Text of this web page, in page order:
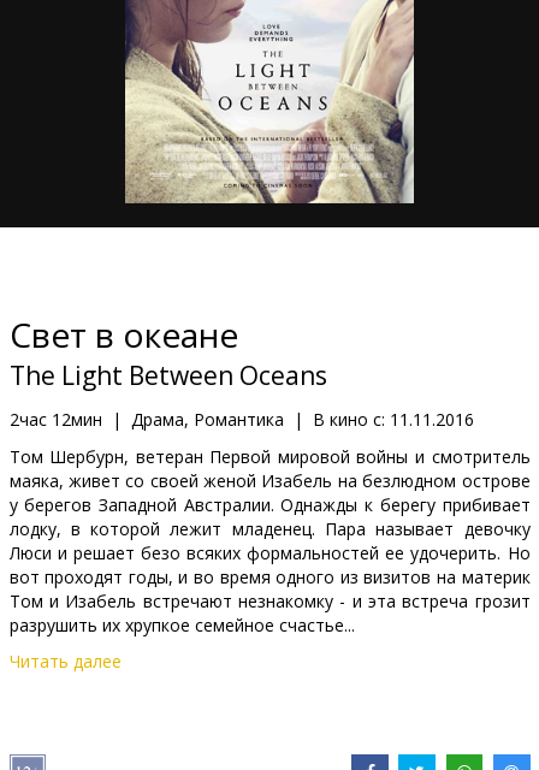
Новости
Подарки
Кинозакуски
Клуб
Свет в океане
The Light Between Oceans
2час 12мин | Драма, Романтика | В кино с: 11.11.2016
Том Шербурн, ветеран Первой мировой войны и смотритель
маяка, живет со своей женой Изабель на безлюдном острове
у берегов Западной Австралии. Однажды к берегу прибивает
лодку, в которой лежит младенец. Пара называет девочку
Люси и решает безо всяких формальностей ее удочерить. Но
вот проходят годы, и во время одного из визитов на материк
Том и Изабель встречают незнакомку - и эта встреча грозит
разрушить их хрупкое семейное счастье...
Фильм на английском языке с субтитрами на латышском и
Читать далее